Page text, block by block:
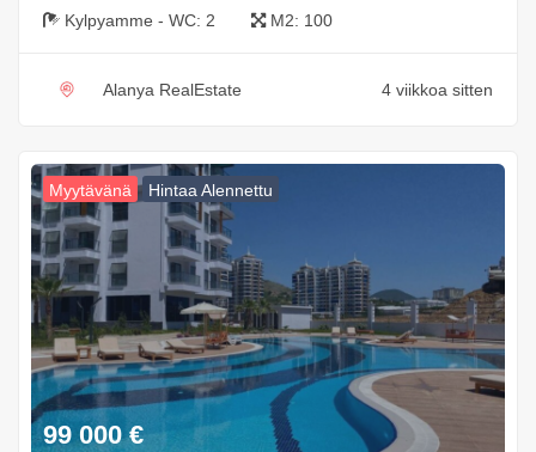
Kylpyamme - WC: 2 M2: 100
Alanya RealEstate 4 viikkoa sitten
Myytävänä Hintaa Alennettu
99 000 €